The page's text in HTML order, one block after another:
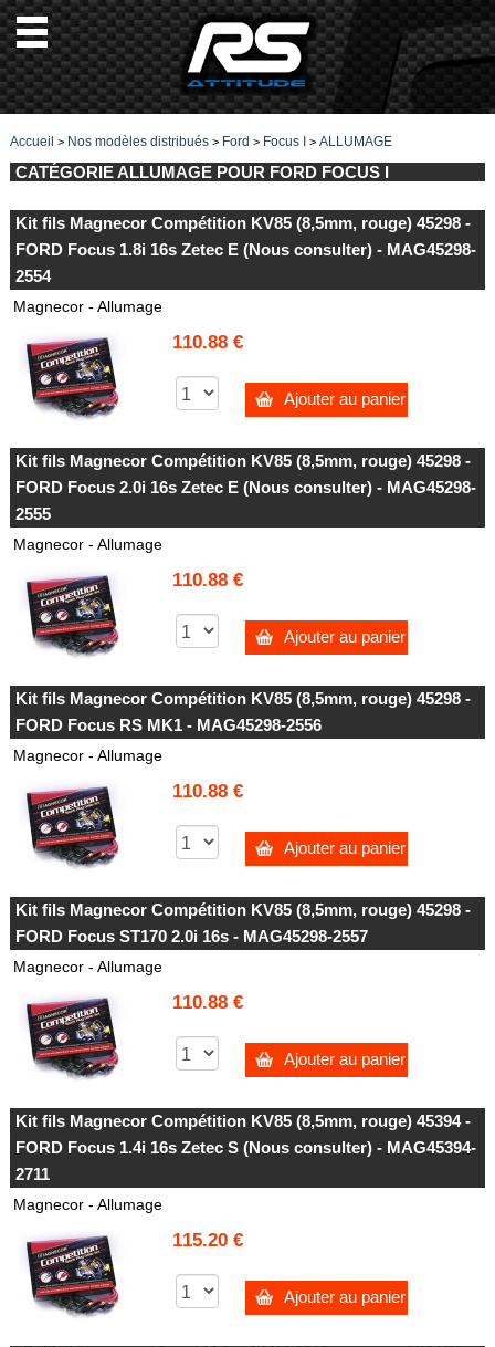
Accueil > Nos modèles distribués> Ford > Focus I > ALLUMAGE
CATÉGORIE ALLUMAGE POUR FORD FOCUS I
Kit fils Magnecor Compétition KV85 (8,5mm, rouge) 45298 -
FORD Focus 1.8i 16s Zetec E (Nous consulter) - MAG45298-
2554
Magnecor - Allumage
110.88 €
Ajouter au panier
Kit fils Magnecor Compétition KV85 (8,5mm, rouge) 45298 -
FORD Focus 2.0i 16s Zetec E (Nous consulter) - MAG45298-
2555
Magnecor - Allumage
110.88 €
Ajouter au panier
Kit fils Magnecor Compétition KV85 (8,5mm, rouge) 45298 -
FORD Focus RS MK1 - MAG45298-2556
Magnecor - Allumage
110.88 €
Ajouter au panier
Kit fils Magnecor Compétition KV85 (8,5mm, rouge) 45298 -
FORD Focus ST170 2.0i 16s - MAG45298-2557
Magnecor - Allumage
110.88 €
Ajouter au panier
Kit fils Magnecor Compétition KV85 (8,5mm, rouge) 45394 -
FORD Focus 1.4i 16s Zetec S (Nous consulter) - MAG45394-
2711
Magnecor - Allumage
115.20 €
Ajouter au panier